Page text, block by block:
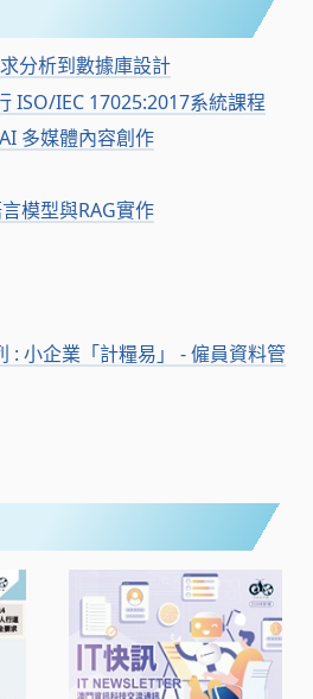
分析到數據庫設計
ISO/IEC 17025:2017系統課程
多媒體內容創作
模型與RAG實作
: 小企業「計糧易」 - 僱員資料管